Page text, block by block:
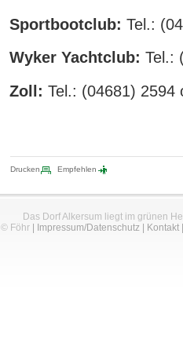
Sportbootclub: Tel.:
Wyker Yachtclub: Tel.:
Zoll: Tel.: (04681) 2594
Drucken Empfehlen
Das Dorf Alkersum liegt im grünen
© Föhr| Impressum/Datenschutz| Kontakt